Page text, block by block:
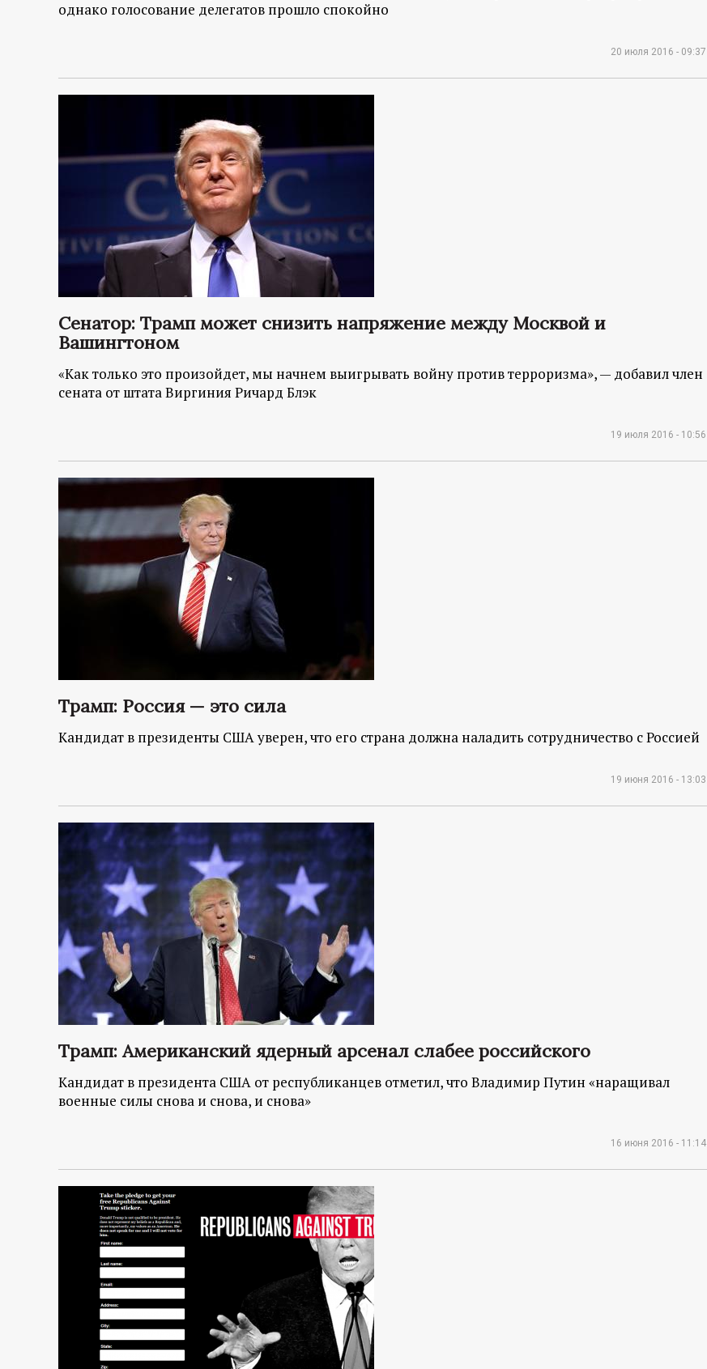
однако голосование делегатов прошло спокойно
20 июля 2016 - 09:37
Сенатор: Трамп может снизить напряжение между Москвой и
Вашингтоном
«Как только это произойдет, мы начнем выигрывать войну против терроризма», — добавил член
сената от штата Виргиния Ричард Блэк
19 июля 2016 - 10:56
Трамп: Россия — это сила
Кандидат в президенты США уверен, что его страна должна наладить сотрудничество с Россией
19 июня 2016 - 13:03
Трамп: Американский ядерный арсенал слабее российского
Кандидат в президента США от республиканцев отметил, что Владимир Путин «наращивал
военные силы снова и снова, и снова»
16 июня 2016 - 11:14